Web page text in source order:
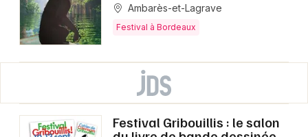
Ambarès-et-Lagrave
Festival à Bordeaux
Festival Gribouillis : le salon